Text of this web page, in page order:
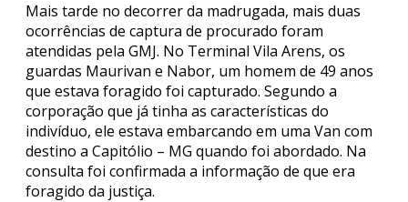
Mais tarde no decorrer da madrugada, mais duas
ocorrências de captura de procurado foram
atendidas pela GMJ. No Terminal Vila Arens, os
guardas Maurivan e Nabor, um homem de 49 anos
que estava foragido foi capturado. Segundo a
corporação que já tinha as características do
indivíduo, ele estava embarcando em uma Van com
destino a Capitólio – MG quando foi abordado. Na
consulta foi confirmada a informação de que era
foragido da justiça.